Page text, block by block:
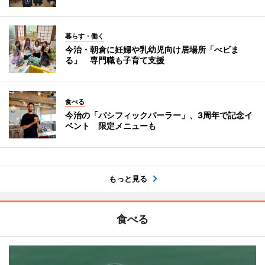
暮らす・働く
今治・朝倉に妊婦や乳幼児向け居場所「べビま
る」 専門職も子育て支援
食べる
今治の「パシフィックパーラー」、3周年で記念イ
ベント 限定メニューも
もっと見る
食べる